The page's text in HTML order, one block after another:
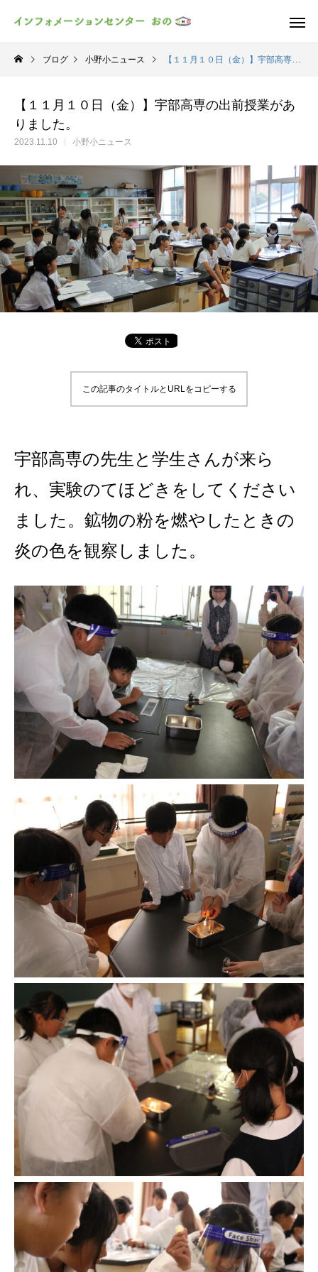
ブログ 小野小ニュース 【１１月１０日（金）】宇部高専の出前授業がありました。
【１１月１０日（金）】宇部高専の出前授業があ
りました。
2023.11.10 小野小ニュース
この記事のタイトルとURLをコピーする
宇部高専の先生と学生さんが来ら
れ、実験のてほどきをしてください
ました。鉱物の粉を燃やしたときの
炎の色を観察しました。